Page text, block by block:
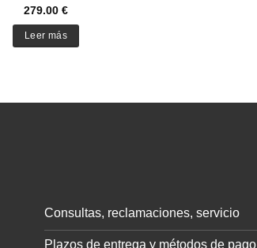
Valorado
279.00 €
Leer más
Consultas, reclamaciones, servicio
Plazos de entrega y métodos de pago